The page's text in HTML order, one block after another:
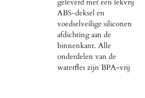
ABS-deksel en
voedselveilige siliconen
afdichting aan de
binnenkant. Alle
onderdelen van de
waterfles zijn BPA-vrij